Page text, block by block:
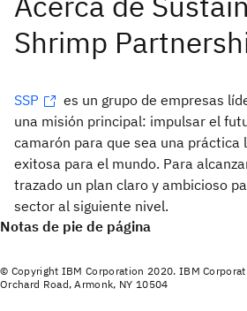
SSP
es un grupo de empresas
una misión principal: impulsar el
camarón para que sea una práctica
exitosa para el mundo. Para
trazado un plan claro y ambicioso
sector al siguiente nivel.
Notas de pie de página
© Copyright IBM Corporation 2020. IBM
Orchard Road, Armonk, NY 10504